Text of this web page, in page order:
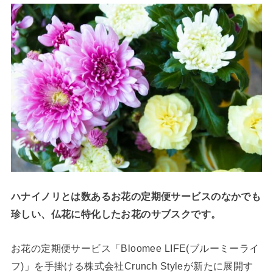
ハナイノリとは数あるお花の定期便サービスのなかでも
珍しい、仏花に特化したお花のサブスクです。
お花の定期便サービス「Bloomee LIFE(ブルーミーライ
フ)」を手掛ける株式会社Crunch Styleが新たに展開す